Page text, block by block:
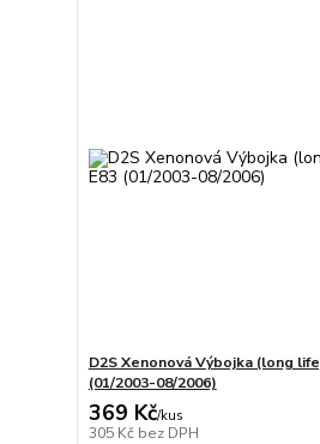
D2S Xenonová Výbojka (long
(01/2003-08/2006)
369 Kč/kus
305 Kč bez DPH